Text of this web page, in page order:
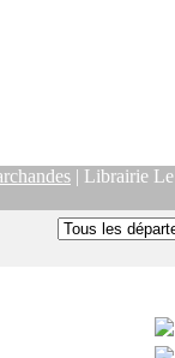
| Librairie Le